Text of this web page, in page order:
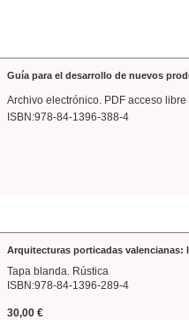
Guía para el desarrollo de nuevos
Archivo electrónico. PDF acceso libre
ISBN:978-84-1396-388-4
Arquitecturas porticadas valencianas:
Tapa blanda. Rústica
ISBN:978-84-1396-289-4
30,00 €